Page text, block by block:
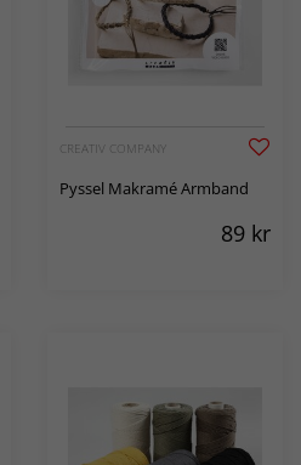
CREATIV COMPANY
Pyssel Makramé Armband
89 kr